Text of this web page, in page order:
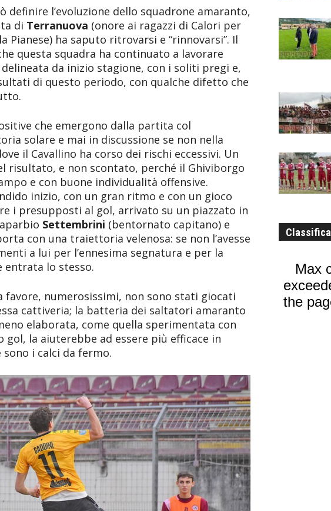
definire l’evoluzione dello squadrone amaranto,
di Terranuova (onore ai ragazzi di Calori per
Pianese) ha saputo ritrovarsi e “rinnovarsi”. Il
questa squadra ha continuato a lavorare
da inizio stagione, con i soliti pregi e,
di questo periodo, con qualche difetto che
che emergono dalla partita col
solare e mai in discussione se non nella
il Cavallino ha corso dei rischi eccessivi. Un
risultato, e non scontato, perché il Ghiviborgo
e con buone individualità offensive.
inizio, con un gran ritmo e con un gioco
i presupposti al gol, arrivato su un piazzato in
Settembrini (bentornato capitano) e
con una traiettoria velenosa: se non l’avesse
a lui per l’ennesima segnatura e per la
entrata lo stesso.
favore, numerosissimi, non sono stati giocati
cattiveria; la batteria dei saltatori amaranto
elaborata, come quella sperimentata con
gol, la aiuterebbe ad essere più efficace in
i calci da fermo.
Classifica